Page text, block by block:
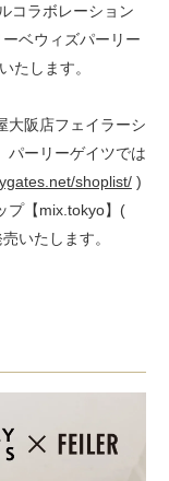
コラボレーション
ベウィズパーリー
たします。
大阪店フェイラーシ
パーリーゲイツでは
shoplist/)
プ【mix.tokyo】(
いたします。